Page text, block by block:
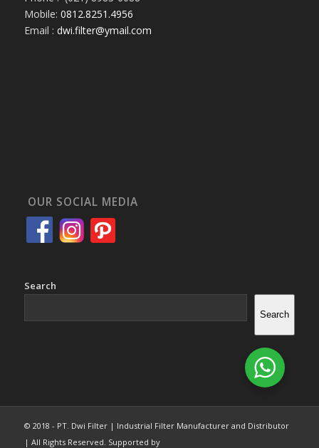
Mobile: 0812.8251.4956
Email : dwi.filter@ymail.com
OUR SOCIAL MEDIA
Search
Search
© 2018 - PT. Dwi Filter | Industrial Filter Manufacturer and Distributor
| All Rights Reserved. Supported by